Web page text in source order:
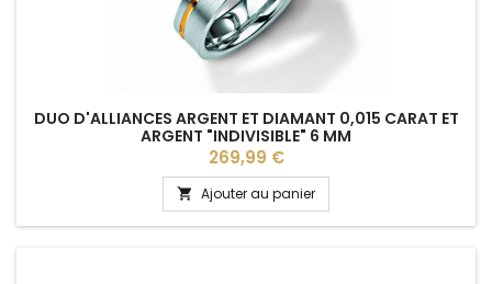
DUO D'ALLIANCES ARGENT ET DIAMANT 0,015 CARAT ET
ARGENT "INDIVISIBLE" 6 MM
Prix
269,99 €
 Ajouter au panier